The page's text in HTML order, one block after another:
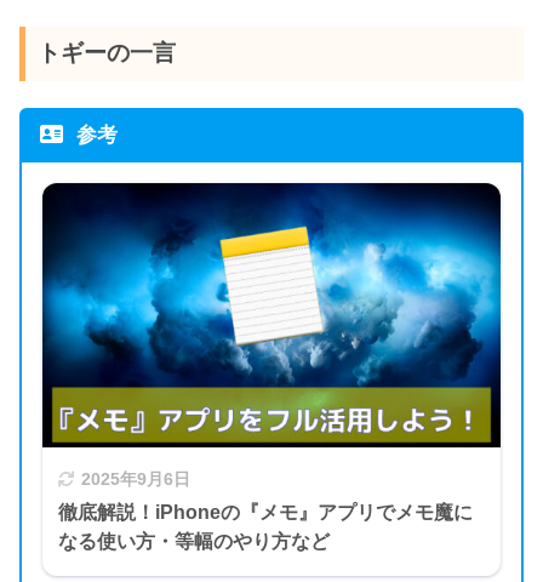
トギーの一言
参考
2025年9月6日
徹底解説！iPhoneの『メモ』アプリでメモ魔に
なる使い方・等幅のやり方など